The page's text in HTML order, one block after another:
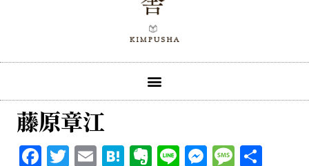
藤原章江
Facebook
Twitter
EmailHatena
Evernote
Line